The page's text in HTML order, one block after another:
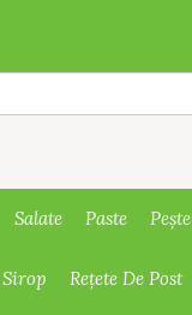
Salate Paste Pește
Sirop Rețete De Post